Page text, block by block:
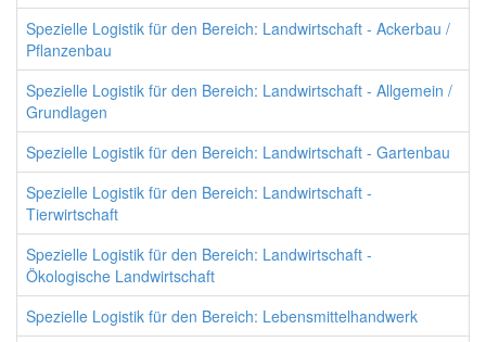
Spezielle Logistik für den Bereich: Landwirtschaft - Ackerbau /
Pflanzenbau
Spezielle Logistik für den Bereich: Landwirtschaft - Allgemein /
Grundlagen
Spezielle Logistik für den Bereich: Landwirtschaft - Gartenbau
Spezielle Logistik für den Bereich: Landwirtschaft -
Tierwirtschaft
Spezielle Logistik für den Bereich: Landwirtschaft -
Ökologische Landwirtschaft
Spezielle Logistik für den Bereich: Lebensmittelhandwerk